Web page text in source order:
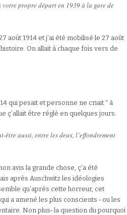
propre départ en 1939 à la gare de
août 1914 et j’ai été mobilisé le 27 août
On allait à chaque fois vers de
qui pesait et personne ne criait “ à
ç’allait être réglé en quelques jours.
aussi, entre les deux, l’effondrement
avis la grande chose, ç’a été
après Auschwitz les idéologies
qu’après cette horreur, cet
a amené les plus conscients ‑ ou les
Non plus‑ la question du pourquoi